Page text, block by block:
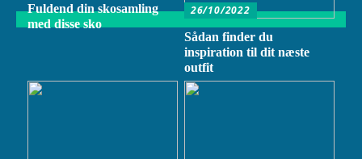
Fuldend din skosamling
med disse sko
26/10/2022
Sådan finder du
inspiration til dit næste
outfit